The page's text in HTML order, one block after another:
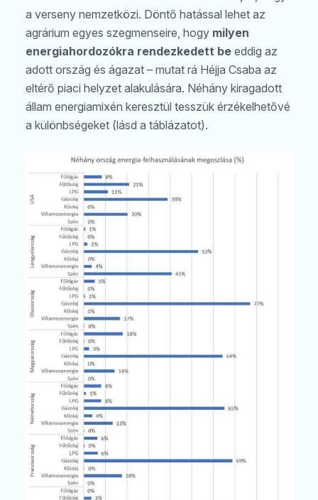
a verseny nemzetközi. Döntő hatással lehet az
agrárium egyes szegmenseire, hogy milyen
energiahordozókra rendezkedett be eddig az
adott ország és ágazat – mutat rá Héjja Csaba az
eltérő piaci helyzet alakulására. Néhány kiragadott
állam energiamixén keresztül tesszük érzékelhetővé
a különbségeket (lásd a táblázatot).